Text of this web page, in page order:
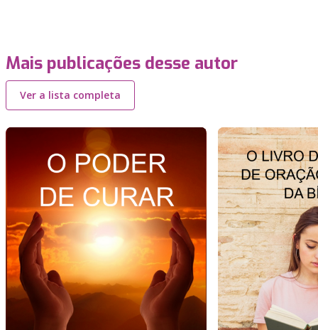
Mais publicações desse autor
Ver a lista completa